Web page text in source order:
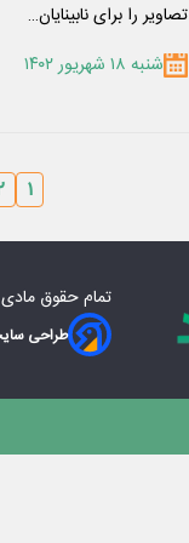
تصاویر را برای نابینایان…
شنبه ۱۸ شهریور ۱۴۰۲
۱
تمام حقوق
طراحی